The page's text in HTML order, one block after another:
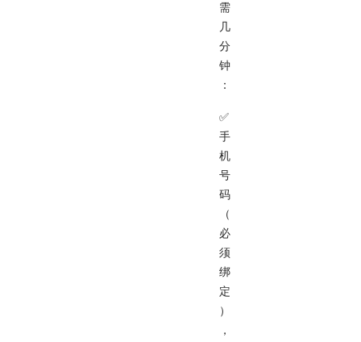
需
几
分
钟
：
✅
手
机
号
码
（
必
须
绑
定
）
，